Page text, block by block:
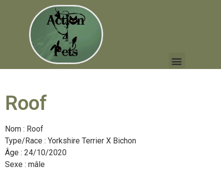
Roof
Nom : Roof
Type/Race : Yorkshire Terrier X Bichon
Âge : 24/10/2020
Sexe : mâle